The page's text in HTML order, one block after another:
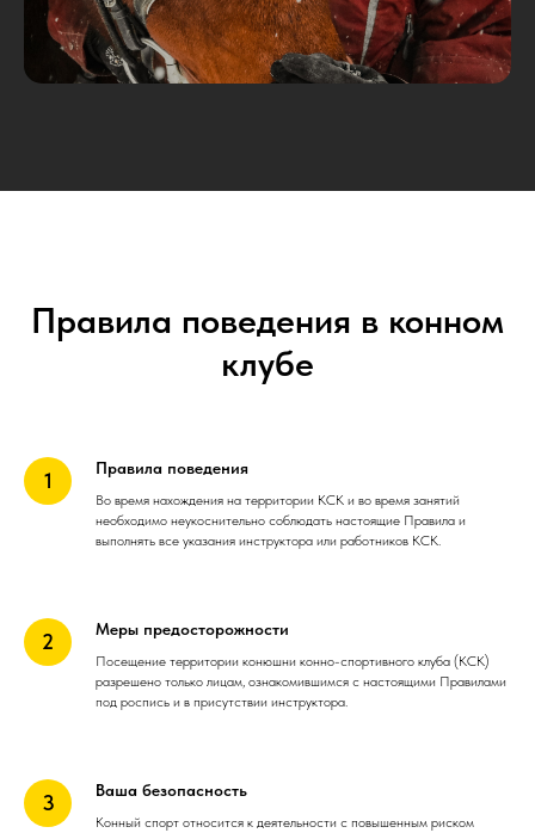
Правила поведения в конном
клубе
Правила поведения
Во время нахождения на территории КСК и во время занятий
необходимо неукоснительно соблюдать настоящие Правила и
выполнять все указания инструктора или работников КСК.
Меры предосторожности
Посещение территории конюшни конно-спортивного клуба (КСК)
разрешено только лицам, ознакомившимся с настоящими Правилами
под роспись и в присутствии инструктора.
Ваша безопасность
Конный спорт относится к деятельности с повышенным риском